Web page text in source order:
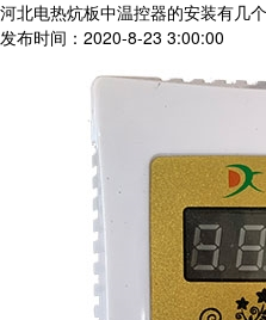
河北电热炕板中温控器的安装有几
发布时间：2020-8-23 3:00:00